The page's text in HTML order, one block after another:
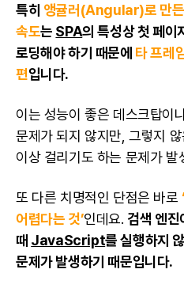
특히 앵귤러(Angular)로 만든
속도는 SPA의 특성상 첫 페이
로딩해야 하기 때문에 타 프레
편입니다.
이는 성능이 좋은 데스크탑이
문제가 되지 않지만, 그렇지
이상 걸리기도 하는 문제가 발
또 다른 치명적인 단점은 바로
어렵다는 것’인데요. 검색 엔진
때 JavaScript를 실행하지
문제가 발생하기 때문입니다.